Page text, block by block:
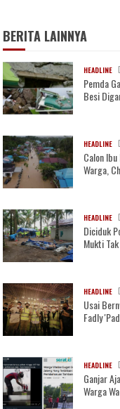
BERITA LAINNYA
HEADLINE
Pemda
Besi
HEADLINE
Calon
Warga,
HEADLINE
Diciduk
Mukti
HEADLINE
Usai
Fadly
HEADLINE
Ganjar
Warga